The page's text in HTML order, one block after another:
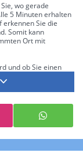
wo gerade
5 Minuten erhalten
erkennen Sie die
Somit kann
Ort mit
und ob Sie einen
Richtlinien
Regen- bzw.
hellen Blautöne
mit einer
mäßige bis
bereits Gewitter
mit